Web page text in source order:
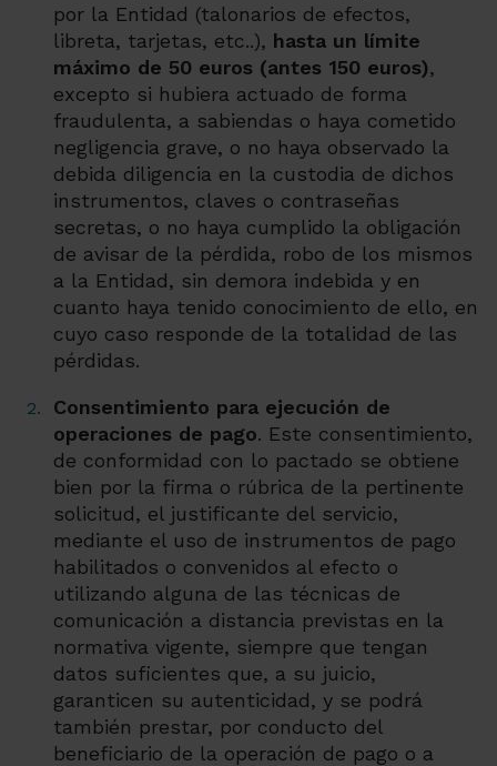
por la Entidad (talonarios de efectos,
libreta, tarjetas, etc..), hasta un límite
máximo de 50 euros (antes 150 euros),
excepto si hubiera actuado de forma
fraudulenta, a sabiendas o haya cometido
negligencia grave, o no haya observado la
debida diligencia en la custodia de dichos
instrumentos, claves o contraseñas
secretas, o no haya cumplido la obligación
de avisar de la pérdida, robo de los mismos
a la Entidad, sin demora indebida y en
cuanto haya tenido conocimiento de ello, en
cuyo caso responde de la totalidad de las
pérdidas.
Consentimiento para ejecución de
operaciones de pago. Este consentimiento,
de conformidad con lo pactado se obtiene
bien por la firma o rúbrica de la pertinente
solicitud, el justificante del servicio,
mediante el uso de instrumentos de pago
habilitados o convenidos al efecto o
utilizando alguna de las técnicas de
comunicación a distancia previstas en la
normativa vigente, siempre que tengan
datos suficientes que, a su juicio,
garanticen su autenticidad, y se podrá
también prestar, por conducto del
beneficiario de la operación de pago o a